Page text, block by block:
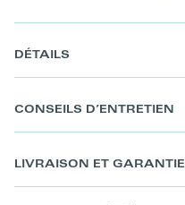
DÉTAILS
CONSEILS D’ENTRETIEN
LIVRAISON ET GARANTIE